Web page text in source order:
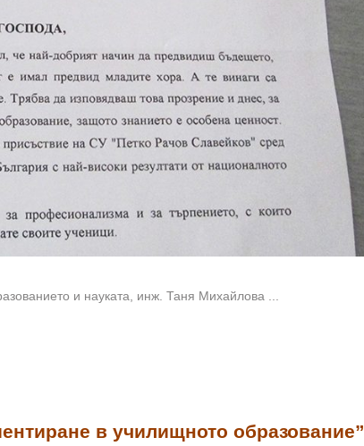
и науката, инж. Таня Михайлова ...
в училищното образование”